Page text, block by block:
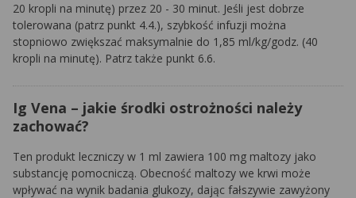
20 kropli na minutę) przez 20 - 30 minut. Jeśli jest dobrze
tolerowana (patrz punkt 4.4.), szybkość infuzji można
stopniowo zwiększać maksymalnie do 1,85 ml/kg/godz. (40
kropli na minutę). Patrz także punkt 6.6.
Ig Vena – jakie środki ostrożności należy
zachować?
Ten produkt leczniczy w 1 ml zawiera 100 mg maltozy jako
substancję pomocniczą. Obecność maltozy we krwi może
wpływać na wynik badania glukozy, dając fałszywie zawyżony